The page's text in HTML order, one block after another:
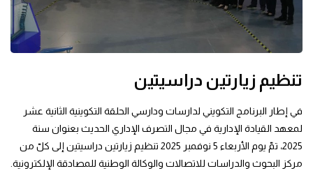
تنظيم زيارتين دراسيتين
في إطار البرنامج التكويني لدارسات ودارسي الحلقة التكوينية الثانية عشر
لمعهد القيادة الإدارية في مجال التصرف الإداري الحديث بعنوان سنة
2025، تمّ يوم الأربعاء 5 نوفمبر 2025 تنظيم زيارتين دراسيتين إلى كلّ من
مركز البحوث والدراسات للاتصالات والوكالة الوطنية للمصادقة الإلكترونية.